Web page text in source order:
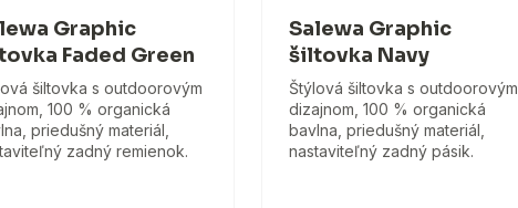
Graphic
Faded Green
šiltovka s outdoorovým
100 % organická
priedušný materiál,
zadný remienok.
Salewa Graphic
šiltovka Navy
Štýlová šiltovka s outdoorovým
dizajnom, 100 % organická
bavlna, priedušný materiál,
nastaviteľný zadný pásik.